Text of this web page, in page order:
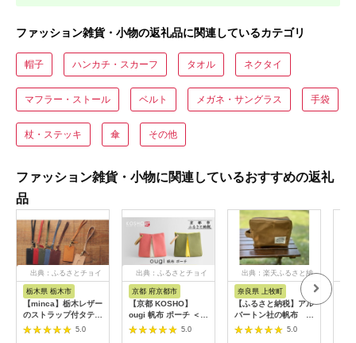
ファッション雑貨・小物の返礼品に関連しているカテゴリ
帽子 ハンカチ・スカーフ タオル ネクタイ
マフラー・ストール ベルト メガネ・サングラス 手袋
杖・ステッキ 傘 その他
ファッション雑貨・小物に関連しているおすすめの返礼
品
出典：ふるさとチョイ
栃木県 栃木市
【minca】栃木レザー
のストラップ付タテ型
パスケース 定期入れ
職人の手仕事 パスホ
5.0
出典：ふるさとチョイ
京都 府京都市
【京都 KOSHO】
ougi 帆布 ポーチ ＜カ
ラー選択可能＞［ 京
都 帆布 バッグ ブラン
5.0
出典：楽天ふるさと納
奈良県 上牧町
【ふるさと納税】アル
バートン社の帆布 ア
ーミーダック 小物入
れ キャメル
5.0